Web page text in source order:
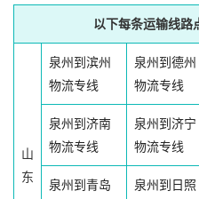
以下每条运输线路
山
东
泉州到滨州
物流专线
泉州到德州
物流专线
泉州到济南
物流专线
泉州到济宁
物流专线
泉州到青岛
泉州到日照